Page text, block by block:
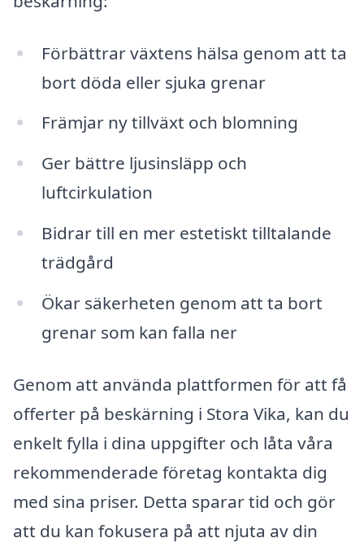
Förbättrar växtens hälsa genom att ta
bort döda eller sjuka grenar
Främjar ny tillväxt och blomning
Ger bättre ljusinsläpp och
luftcirkulation
Bidrar till en mer estetiskt tilltalande
trädgård
Ökar säkerheten genom att ta bort
grenar som kan falla ner
Genom att använda plattformen för att få
offerter på beskärning i Stora Vika, kan du
enkelt fylla i dina uppgifter och låta våra
rekommenderade företag kontakta dig
med sina priser. Detta sparar tid och gör
att du kan fokusera på att njuta av din